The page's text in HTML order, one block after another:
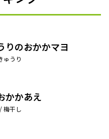
りのおかかマヨ
ゅうり
かかあえ
梅干し